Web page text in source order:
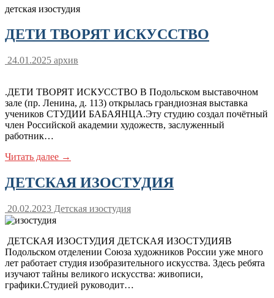
детская изостудия
ДЕТИ ТВОРЯТ ИСКУССТВО
24.01.2025 архив
.ДЕТИ ТВОРЯТ ИСКУССТВО В Подольском выставочном
зале (пр. Ленина, д. 113) открылась грандиозная выставка
учеников СТУДИИ БАБАЯНЦА.Эту студию создал почётный
член Российской академии художеств, заслуженный
работник…
Читать далее →
ДЕТСКАЯ ИЗОСТУДИЯ
20.02.2023 Детская изостудия
ДЕТСКАЯ ИЗОСТУДИЯ ДЕТСКАЯ ИЗОСТУДИЯВ
Подольском отделении Союза художников России уже много
лет работает студия изобразительного искусства. Здесь ребята
изучают тайны великого искусства: живописи,
графики.Студией руководит…